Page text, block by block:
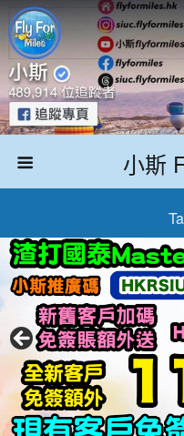
小斯